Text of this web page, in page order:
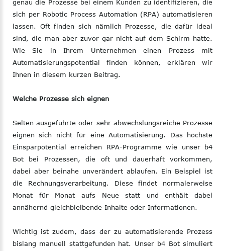
genau die Prozesse bei einem Kunden zu identifizieren, die
sich per Robotic Process Automation (RPA) automatisieren
lassen. Oft finden sich nämlich Prozesse, die dafür ideal
sind, die man aber zuvor gar nicht auf dem Schirm hatte.
Wie Sie in Ihrem Unternehmen einen Prozess mit
Automatisierungspotential finden können, erklären wir
Ihnen in diesem kurzen Beitrag.
Welche Prozesse sich eignen
Selten ausgeführte oder sehr abwechslungsreiche Prozesse
eignen sich nicht für eine Automatisierung. Das höchste
Einsparpotential erreichen RPA-Programme wie unser b4
Bot bei Prozessen, die oft und dauerhaft vorkommen,
dabei aber beinahe unverändert ablaufen. Ein Beispiel ist
die Rechnungsverarbeitung. Diese findet normalerweise
Monat für Monat aufs Neue statt und enthält dabei
annähernd gleichbleibende Inhalte oder Informationen.
Wichtig ist zudem, dass der zu automatisierende Prozess
bislang manuell stattgefunden hat. Unser b4 Bot simuliert